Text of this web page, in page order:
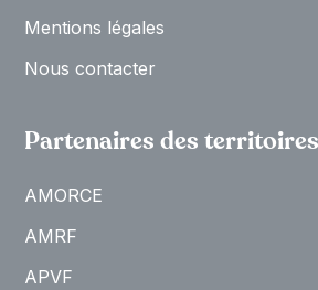
Mentions légales
Nous contacter
Partenaires des territoires
AMORCE
AMRF
APVF